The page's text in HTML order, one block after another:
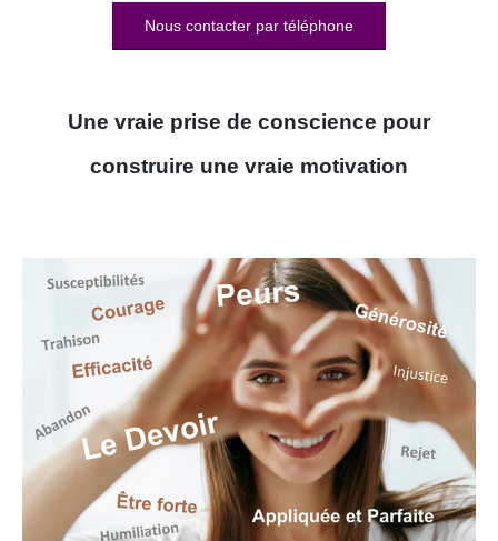
Nous contacter par téléphone
Une vraie prise de conscience pour
construire une vraie motivation